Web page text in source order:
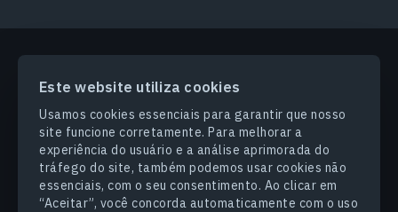
Este website utiliza cookies
Usamos cookies essenciais para garantir que nosso
site funcione corretamente. Para melhorar a
experiência do usuário e a análise aprimorada do
tráfego do site, também podemos usar cookies não
essenciais, com o seu consentimento. Ao clicar em
“Aceitar”, você concorda automaticamente com o uso
PRODUCTS & SOLUTIONS
SETORES
COMPANHIA